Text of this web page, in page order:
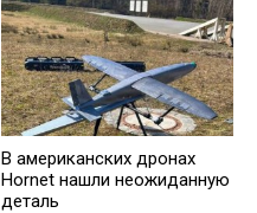
В американских дронах
Hornet нашли неожиданную
деталь